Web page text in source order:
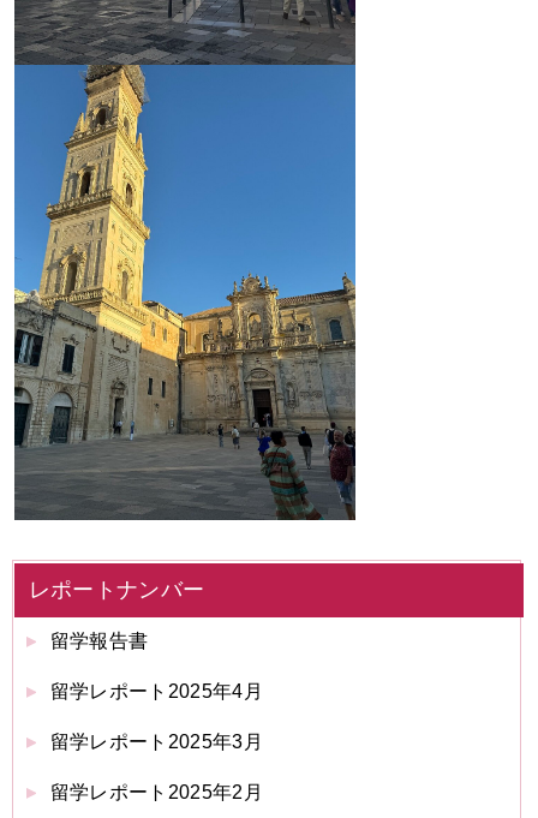
レポートナンバー
留学報告書
留学レポート2025年4月
留学レポート2025年3月
留学レポート2025年2月